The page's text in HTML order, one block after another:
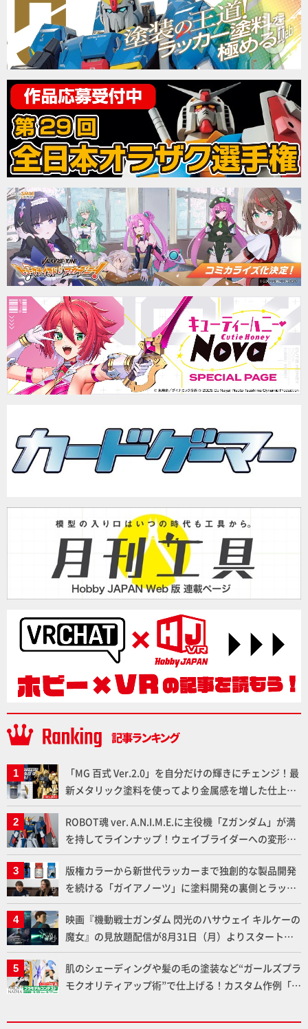
「MG 百式 Ver.2.0」を自分だけの輝きにチェンジ！最
新メタリック塗料を使ってより金属感を増した仕上が
りに!!【試し読み】
ROBOT魂 ver. A.N.I.M.E.に主役機「Zガンダム」が満
を持してラインナップ！ウェイブライダーへの変形、
劇中どおりのプロポーションを再現【機動戦士Zガン
ダム】
版権カラーから新世代ラッカーまで独創的な製品開発
を続ける「ガイアノーツ」に塗料開発の裏側とラッカ
ー塗料の未来についてインタビュー！
映画『機動戦士ガンダム 閃光のハサウェイ キルケーの
魔女』の見放題配信が8月31日（月）よりスタート！
Prime Videoで国内独占配信
肌のシェーディングや髪の毛の塗装など“ガールズプラ
モクオリティアップ術”で仕上げる！カスタム作例「白
デルコンテスト」～8月17日（月）11:59まで応募受付